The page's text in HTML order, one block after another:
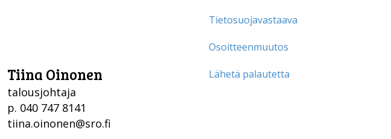
Tiina Oinonen
talousjohtaja
p. 040 747 8141
tiina.oinonen@sro.fi
Tietosuojavastaava
Osoitteenmuutos
Lähetä palautetta